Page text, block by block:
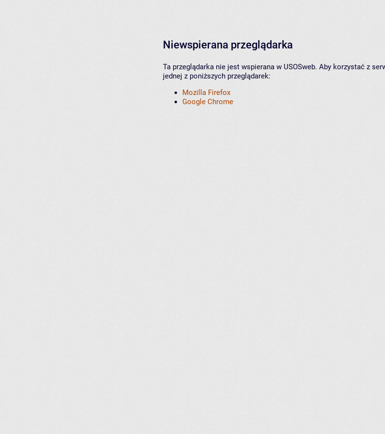
Niewspierana przeglądarka
Ta przeglądarka nie jest wspierana w USOSweb. Aby korzystać z
jednej z poniższych przeglądarek:
Mozilla Firefox
Google Chrome